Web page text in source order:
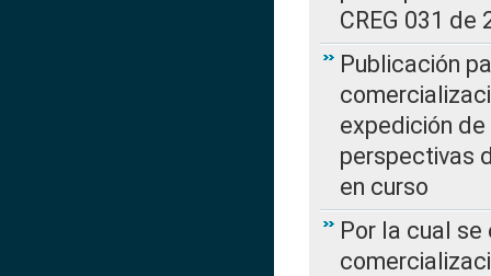
CREG 031 de
Publicación
expedición de
perspectivas
en curso
Por la cual